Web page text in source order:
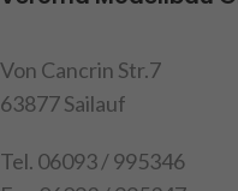
für die ältere Alu-
direkter Anschluss an das
Inhalt: 1 Satz
l+r, 1 Satz Adapterplatten
Von Cancrin Str.7
63877 Sailauf
Tel. 06093 / 995346